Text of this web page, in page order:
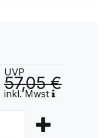
UVP
57,05 €
inkl. Mwst